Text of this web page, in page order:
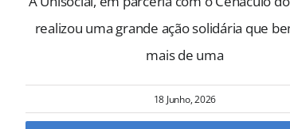
realizou uma grande ação solidária que
mais de uma
18 Junho, 2026